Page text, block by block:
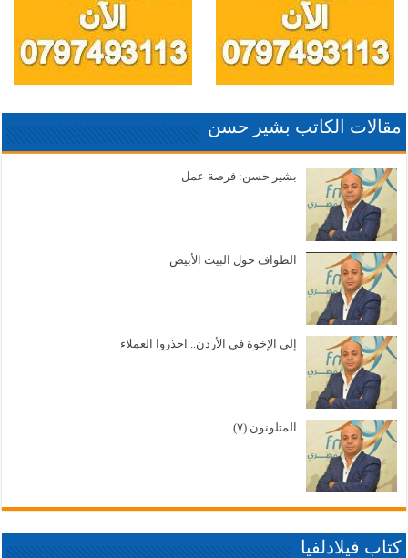
مقالات الكاتب بشير حسن
بشير حسن: فرصة عمل
الطواف حول البيت الأبيض
إلى الإخوة في الأردن.. احذروا العملاء
المتلونون (٧)
كتاب فيلادلفيا